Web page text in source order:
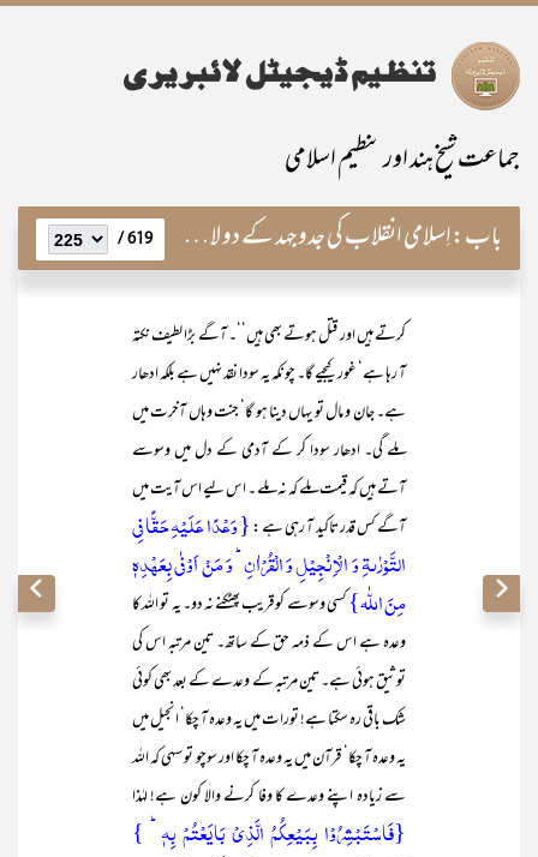
جماعت شیخ ہند اور تنظیم اسلامی
باب:اِسلامی انقلاب کی جدوجہد کے دو لازمی اجزاء 619 /
کرتے ہیں اور قتل ہوتے بھی ہیں‘‘۔ آگے بڑا لطیف نکتہ
آ رہا ہے‘ غور کیجیے گا۔ چونکہ یہ سودا نقد نہیں ہے بلکہ ادھار
ہے۔ جان و مال تو یہاں دینا ہو گا‘ جنت وہاں آخرت میں
ملے گی۔ ادھار سودا کر کے آدمی کے دل میں وسوسے
آتے ہیں کہ قیمت ملے کہ نہ ملے ۔ اس لیے اس آیت میں
آگے کس قدر تاکید آ رہی ہے :{ وَعۡدًا عَلَیۡہِ حَقًّا فِی
التَّوۡرٰىۃِ وَ الۡاِنۡجِیۡلِ وَ الۡقُرۡاٰنِ ؕ وَ مَنۡ اَوۡفٰی بِعَہۡدِہٖ
مِنَ اللّٰہ}کسی وسوسے کو قریب پھٹکنے نہ دو۔ یہ تو اللہ کا
وعدہ ہے اس کے ذمہ حق کے ساتھ۔ تین مرتبہ اس کی
توثیق ہوئی ہے۔ تین مرتبہ کے وعدے کے بعد بھی کوئی
شک باقی رہ سکتا ہے! تورات میں یہ وعدہ آ چکا‘ انجیل میں
یہ وعدہ آ چکا‘ قرآن میں یہ وعدہ آ چکا اور سوچو تو سہی کہ اللہ
سے زیادہ اپنے وعدے کا وفا کرنے والا کون ہے! لہٰذا
{فَاسۡتَبۡشِرُوۡا بِبَیۡعِکُمُ الَّذِیۡ بَایَعۡتُمۡ بِہٖ ؕ }